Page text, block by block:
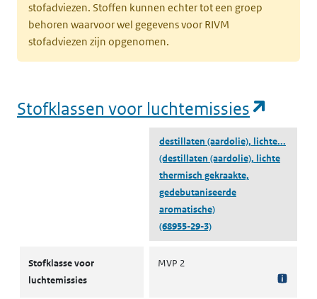
stofadviezen. Stoffen kunnen echter tot een groep
behoren waarvoor wel gegevens voor RIVM
stofadviezen zijn opgenomen.
Stofklassen voor luchtemissies
destillaten (aardolie), lichte...
(destillaten (aardolie), lichte
thermisch gekraakte,
gedebutaniseerde
aromatische)
(68955-29-3)
Stofklasse voor
luchtemissies
MVP 2